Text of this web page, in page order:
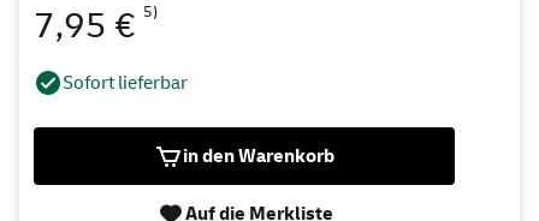
7,95 € 5)
Sofort lieferbar
in den Warenkorb
Auf die Merkliste